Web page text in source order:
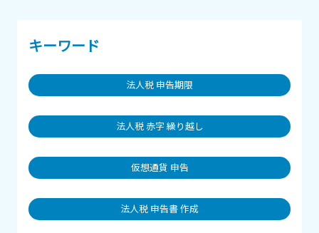
キーワード
法人税 申告期限
法人税 赤字 繰り越し
仮想通貨 申告
法人税 申告書 作成